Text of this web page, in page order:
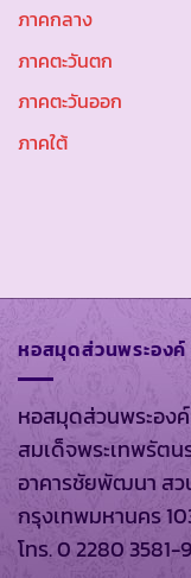
ภาคกลาง
ภาคตะวันตก
ภาคตะวันออก
ภาคใต้
หอสมุดส่วนพระองค์
หอสมุดส่วนพระองค์
สมเด็จพระเทพรัตน
อาคารชัยพัฒนา สว
กรุงเทพมหานคร
โทร. 0 2280 3581-9